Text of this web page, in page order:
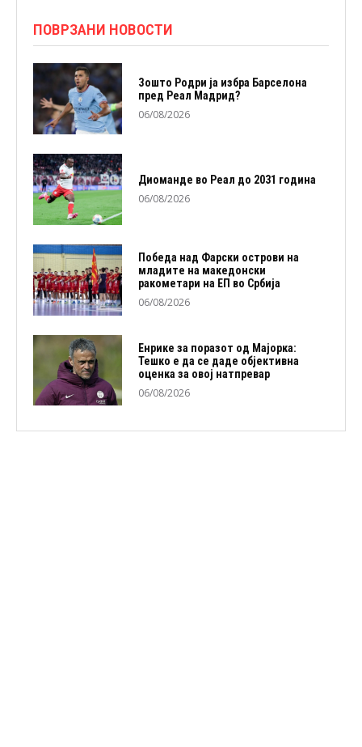
ПОВРЗАНИ НОВОСТИ
Зошто Родри ја избра Барселона
пред Реал Мадрид?
06/08/2026
Диоманде во Реал до 2031 година
06/08/2026
Победа над Фарски острови на
младите на македонски
ракометари на ЕП во Србија
06/08/2026
Енрике за поразот од Мајорка:
Тешко е да се даде објективна
оценка за овој натпревар
06/08/2026